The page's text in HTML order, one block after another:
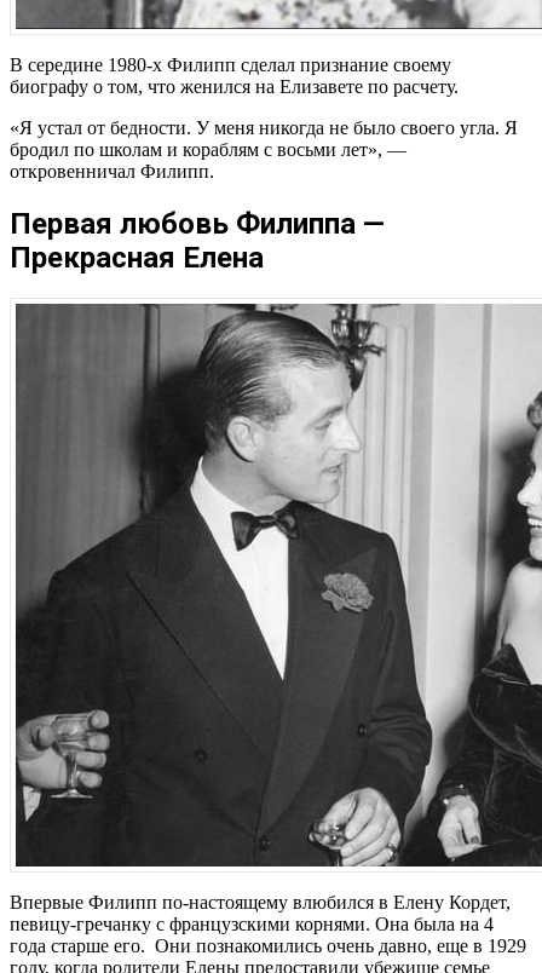
В середине 1980-х Филипп сделал признание своему
биографу о том, что женился на Елизавете по расчету.
«Я устал от бедности. У меня никогда не было своего угла. Я
бродил по школам и кораблям с восьми лет», —
откровенничал Филипп.
Первая любовь Филиппа —
Прекрасная Елена
Впервые Филипп по-настоящему влюбился в Елену Кордет,
певицу-гречанку с французскими корнями. Она была на 4
года старше его. Они познакомились очень давно, еще в 1929
году, когда родители Елены предоставили убежище семье